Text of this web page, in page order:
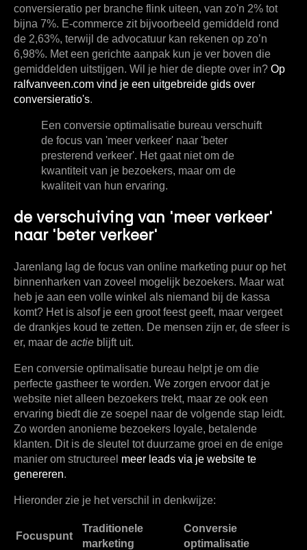
conversieratio per branche flink uiteen, van zo'n 2% tot
bijna 7%. E-commerce zit bijvoorbeeld gemiddeld rond
de 2,63%, terwijl de advocatuur kan rekenen op zo’n
6,98%. Met een gerichte aanpak kun je ver boven die
gemiddelden uitstijgen. Wil je hier de diepte over in? Op
ralfvanveen.com vind je een uitgebreide gids over
conversieratio's.
Een conversie optimalisatie bureau verschuift
de focus van 'meer verkeer' naar 'beter
presterend verkeer'. Het gaat niet om de
kwantiteit van je bezoekers, maar om de
kwaliteit van hun ervaring.
de verschuiving van 'meer verkeer'
naar 'beter verkeer'
Jarenlang lag de focus van online marketing puur op het
binnenharken van zoveel mogelijk bezoekers. Maar wat
heb je aan een volle winkel als niemand bij de kassa
komt? Het is alsof je een groot feest geeft, maar vergeet
de drankjes koud te zetten. De mensen zijn er, de sfeer is
er, maar de actie blijft uit.
Een conversie optimalisatie bureau helpt je om die
perfecte gastheer te worden. We zorgen ervoor dat je
website niet alleen bezoekers trekt, maar ze ook een
ervaring biedt die ze soepel naar de volgende stap leidt.
Zo worden anonieme bezoekers loyale, betalende
klanten. Dit is de sleutel tot duurzame groei en de enige
manier om structureel meer leads via je website te
genereren.
Hieronder zie je het verschil in denkwijze:
Focuspunt
Traditionele
marketing
Conversie
optimalisatie